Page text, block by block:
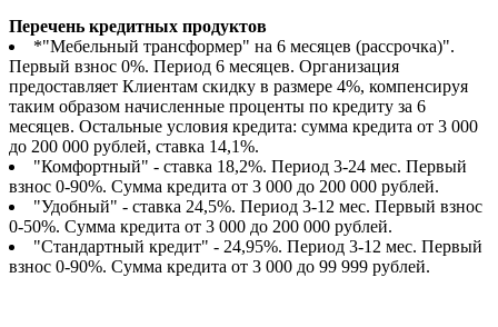
Перечень кредитных продуктов
*"Мебельный трансформер" на 6 месяцев (рассрочка)".
Первый взнос 0%. Период 6 месяцев. Организация
предоставляет Клиентам скидку в размере 4%, компенсируя
таким образом начисленные проценты по кредиту за 6
месяцев. Остальные условия кредита: сумма кредита от 3 000
до 200 000 рублей, ставка 14,1%.
"Комфортный" - ставка 18,2%. Период 3-24 мес. Первый
взнос 0-90%. Сумма кредита от 3 000 до 200 000 рублей.
"Удобный" - ставка 24,5%. Период 3-12 мес. Первый взнос
0-50%. Сумма кредита от 3 000 до 200 000 рублей.
"Стандартный кредит" - 24,95%. Период 3-12 мес. Первый
взнос 0-90%. Сумма кредита от 3 000 до 99 999 рублей.